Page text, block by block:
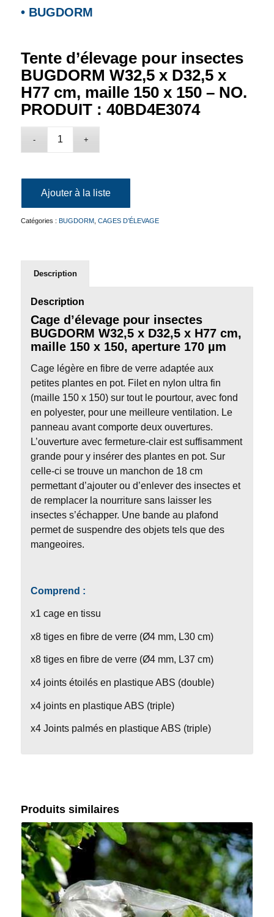
• BUGDORM
Tente d’élevage pour insectes
BUGDORM W32,5 x D32,5 x
H77 cm, maille 150 x 150 – NO.
PRODUIT : 40BD4E3074
Ajouter à la liste
Catégories : BUGDORM, CAGES D’ÉLEVAGE
Description
Description
Cage d’élevage pour insectes
BUGDORM W32,5 x D32,5 x H77 cm,
maille 150 x 150, aperture 170 µm
Cage légère en fibre de verre adaptée aux
petites plantes en pot. Filet en nylon ultra fin
(maille 150 x 150) sur tout le pourtour, avec fond
en polyester, pour une meilleure ventilation. Le
panneau avant comporte deux ouvertures.
L’ouverture avec fermeture-clair est suffisamment
grande pour y insérer des plantes en pot. Sur
celle-ci se trouve un manchon de 18 cm
permettant d’ajouter ou d’enlever des insectes et
de remplacer la nourriture sans laisser les
insectes s’échapper. Une bande au plafond
permet de suspendre des objets tels que des
mangeoires.
Comprend :
x1 cage en tissu
x8 tiges en fibre de verre (Ø4 mm, L30 cm)
x8 tiges en fibre de verre (Ø4 mm, L37 cm)
x4 joints étoilés en plastique ABS (double)
x4 joints en plastique ABS (triple)
x4 Joints palmés en plastique ABS (triple)
Produits similaires